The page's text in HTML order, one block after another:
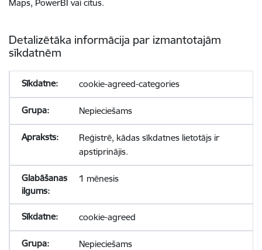
Maps, PowerBI vai citus.
Detalizētāka informācija par izmantotajām
sīkdatnēm
cookie-agreed-categories
Nepieciešams
Reģistrē, kādas sīkdatnes lietotājs ir
apstiprinājis.
1 mēnesis
cookie-agreed
Nepieciešams